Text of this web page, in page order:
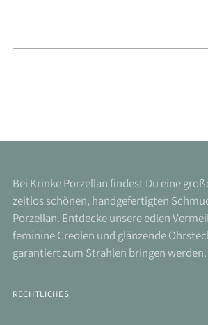
Bei Krinke Porzellan findest Du eine
zeitlos schönen, handgefertigten
Porzellan. Entdecke unsere edlen
feminine Creolen und glänzende
garantiert zum Strahlen bringen werden.
RECHTLICHES